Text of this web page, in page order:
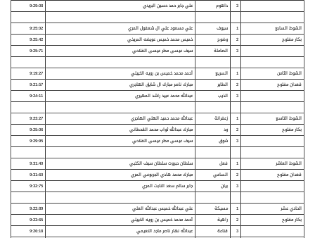
3
داهوم علي جابر حمد حسين البريدي 9:29:08
الشوط السابع 1 سيوف علي مسعود علي ال شعفول المري
9:25:02
بكار مفتوح
2 وضوح خميس محمد خميس عويضه المريخي
9:25:42
3
الصاملة سيف عيسى مطر عيسى الفلاحي 9:25:71
الشوط الثامن 1 السريع أحمد محمد خميس بن رويه الخييلي
9:19:27
قعدانمفتوح 2 الطاير مبارك ناصر مبارك ال شايق الهاجري
9:21:57
3
الذيب عبدالله محمد عبيد راشد المهيري 9:24:11
الشوط التاسع 1 زعفرانة عبدالله محمد حميد الهلي الهاجري
9:23:27
بكار مفتوح
2 ود مبارك عبدالله ثواب محمد القحطاني
9:25:06
3
شوق سيف عيسى مطر عيسى الفلاحي 9:29:95
الشوط العاشر 1 فعل سلطان حبروت سلطان سيف الكتبي
9:31:40
قعدانمفتوح 2 الساعي مبارك محمد هادي الجربوعي المري
9:31:60
3
بيان جابر سالم سعد النابت المري 9:32:75
الحادي عشر 1 مسيكة علي عبدالله خميس عبدالله العلي
9:22:89
بكار مفتوح
2 راهية أحمد محمد خميس بن رويه الخييلي
9:23:65
3
قناعة عبدالله نهار ناصر ماجد النعيمي 9:26:18